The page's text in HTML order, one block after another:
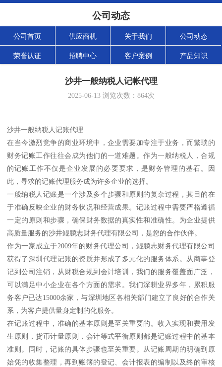
公司动态
公司首页 供应商机 关于我们 公司动态
荣誉认证 招聘中心 客户案例 产品知识
沙井一般纳税人记帐代理
2025-06-13浏览次数： 864次
沙井一般纳税人记账代理
在当今激烈竞争的商业环境中，企业需要加专注于业务，而繁琐的
财务记账工作往往会成为他们的一道难题。作为一般纳税人，合规
的记账工作不仅是企业发展的必要要求，是财务管理的基石。因
此，寻求的记账代理服务成为许多企业的选择。
一般纳税人记账是一个涉及多个步骤和原则的复杂过程，其目的在
于准确反映企业的财务状况和经营成果。记账过程中需要严格遵循
一定的原则和步骤，确保财务数据的真实性和准确性。为企业提供
高质量服务的沙井鲲鹏志财务代理有限公司，是您的合作伙伴。
作为一家成立于2009年的财务代理公司，鲲鹏志财务代理有限公司
获得了深圳代理记账的资质并形成了多元化的服务体系。从商事登
记到公司注销，从财税合规到会计培训，我们的服务覆盖面广泛，
可以满足中小企业在各个方面的需求。我们深耕业界多年，累积服
务客户已达15000余家，与深圳地区各相关部门建立了良好的合作关
系，为客户提供量身定制的化服务。
在记账过程中，准确的基本原则是至关重要的。收入实现和费用发
生原则，货币计量原则，会计等式平衡原则都是记账过程中的基本
准则。同时，记账的具体步骤也至关重要。从记账周期的明确到原
始凭的收集整理，再到账簿的登记、会计报表的编制以及终的审核